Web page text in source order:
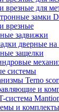
врезные для
замки
врезные
задвижки
дверные на
защелки
системы
Terno
и
cистема
и комплекты